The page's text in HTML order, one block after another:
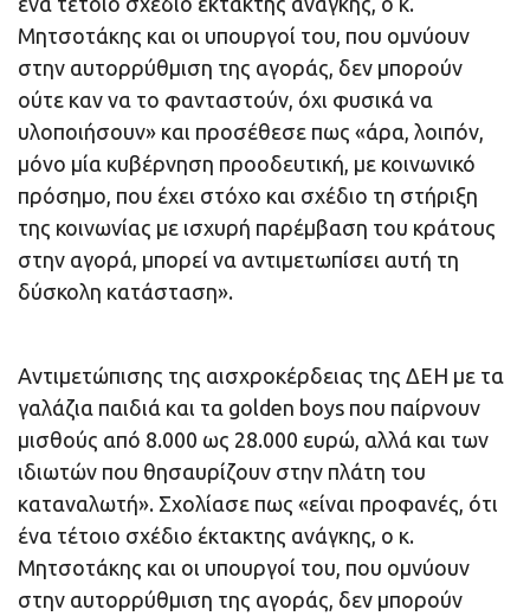
Μητσοτάκης και οι υπουργοί του, που ομνύουν
στην αυτορρύθμιση της αγοράς, δεν μπορούν
ούτε καν να το φανταστούν, όχι φυσικά να
υλοποιήσουν» και προσέθεσε πως «άρα, λοιπόν,
μόνο μία κυβέρνηση προοδευτική, με κοινωνικό
πρόσημο, που έχει στόχο και σχέδιο τη στήριξη
της κοινωνίας με ισχυρή παρέμβαση του κράτους
στην αγορά, μπορεί να αντιμετωπίσει αυτή τη
δύσκολη κατάσταση».
Αντιμετώπισης της αισχροκέρδειας της ΔΕΗ με τα
γαλάζια παιδιά και τα golden boys που παίρνουν
μισθούς από 8.000 ως 28.000 ευρώ, αλλά και των
ιδιωτών που θησαυρίζουν στην πλάτη του
καταναλωτή». Σχολίασε πως «είναι προφανές, ότι
ένα τέτοιο σχέδιο έκτακτης ανάγκης, ο κ.
Μητσοτάκης και οι υπουργοί του, που ομνύουν
στην αυτορρύθμιση της αγοράς, δεν μπορούν